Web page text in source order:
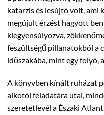
katarzis és lesújtó volt, ami
megújult érzést hagyott
kiegyensúlyozva,
feszültségű pillanatokból a
időszakába, mint egy folyó,
A könyvben kínált ruházat
alkotói feladatára utal,
szeretetlevél a Északi